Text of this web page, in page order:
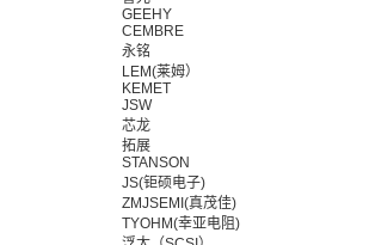
GEEHY
CEMBRE
永铭
LEM(莱姆）
KEMET
JSW
芯龙
拓展
STANSON
JS(钜硕电子)
ZMJSEMI(真茂佳)
TYOHM(幸亚电阻)